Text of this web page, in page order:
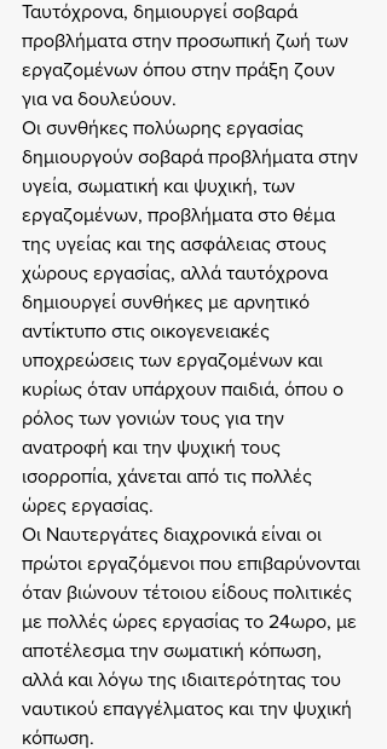
Ταυτόχρονα, δημιουργεί σοβαρά
προβλήματα στην προσωπική ζωή των
εργαζομένων όπου στην πράξη ζουν
για να δουλεύουν.
Οι συνθήκες πολύωρης εργασίας
δημιουργούν σοβαρά προβλήματα στην
υγεία, σωματική και ψυχική, των
εργαζομένων, προβλήματα στο θέμα
της υγείας και της ασφάλειας στους
χώρους εργασίας, αλλά ταυτόχρονα
δημιουργεί συνθήκες με αρνητικό
αντίκτυπο στις οικογενειακές
υποχρεώσεις των εργαζομένων και
κυρίως όταν υπάρχουν παιδιά, όπου ο
ρόλος των γονιών τους για την
ανατροφή και την ψυχική τους
ισορροπία, χάνεται από τις πολλές
ώρες εργασίας.
Οι Ναυτεργάτες διαχρονικά είναι οι
πρώτοι εργαζόμενοι που επιβαρύνονται
όταν βιώνουν τέτοιου είδους πολιτικές
με πολλές ώρες εργασίας το 24ωρο, με
αποτέλεσμα την σωματική κόπωση,
αλλά και λόγω της ιδιαιτερότητας του
ναυτικού επαγγέλματος και την ψυχική
κόπωση.